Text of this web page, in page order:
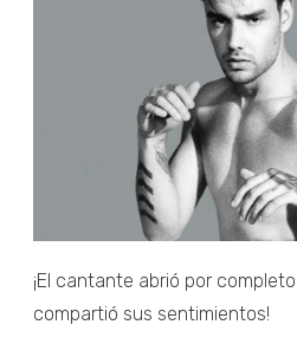
¡El cantante abrió por
compartió sus sentimientos!